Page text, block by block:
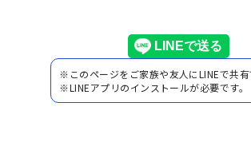
※このページをご家族や友人にLINEで共有
※LINEアプリのインストールが必要です。